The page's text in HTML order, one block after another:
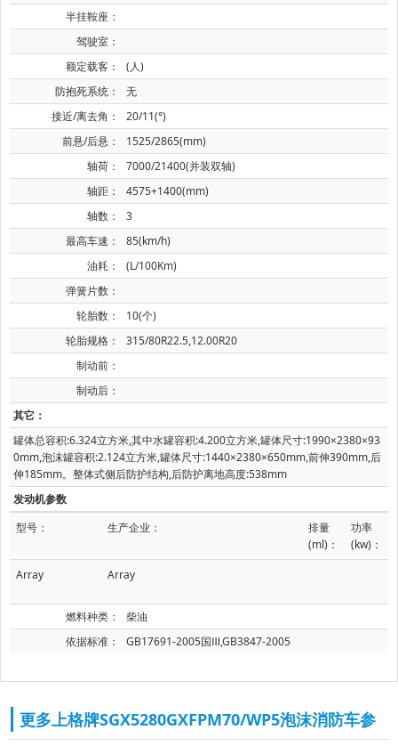
半挂鞍座：
驾驶室：
额定载客：
(人)
防抱死系统：
无
接近/离去角：
20/11(°)
前悬/后悬：
1525/2865(mm)
轴荷：
7000/21400(并装双轴)
轴距：
4575+1400(mm)
轴数：
3
最高车速：
85(km/h)
油耗：
(L/100Km)
弹簧片数：
轮胎数：
10(个)
轮胎规格：
315/80R22.5,12.00R20
制动前：
制动后：
其它：
罐体总容积:6.324立方米,其中水罐容积:4.200立方米,罐体尺寸:1990×2380×93
0mm,泡沫罐容积:2.124立方米,罐体尺寸:1440×2380×650mm,前伸390mm,后
伸185mm。整体式侧后防护结构,后防护离地高度:538mm
发动机参数
型号：
生产企业：
排量
(ml)：
功率
(kw)：
Array
Array
燃料种类：
柴油
依据标准：
GB17691-2005国Ⅲ,GB3847-2005
更多上格牌SGX5280GXFPM70/WP5泡沫消防车参